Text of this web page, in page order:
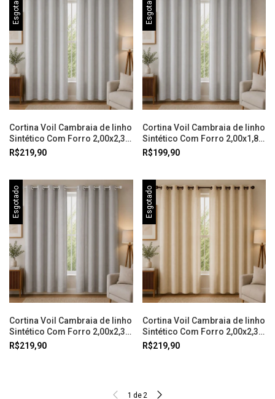
Esgotado
Cortina Voil Cambraia de linho
Sintético Com Forro 2,00x2,30
Prata Doural
R$219,90
Esgotado
Cortina Voil Cambraia de linho
Sintético Com Forro 2,00x1,80
Prata Doural
R$199,90
Esgotado
Cortina Voil Cambraia de linho
Sintético Com Forro 2,00x2,30
Cinza Doural
R$219,90
Esgotado
Cortina Voil Cambraia de linho
Sintético Com Forro 2,00x2,30
Bege Doural
R$219,90
1 de2